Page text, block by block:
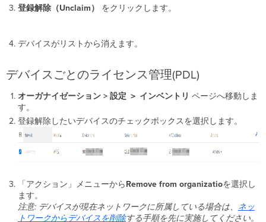
登録解除（Unclaim） をクリックします。
デバイスがリストから消えます。
デバイスごとのライセンス管理(PDL)
オーガナイゼーション > 設定 ＞ インベントリ ページへ移動しま
す。
登録解除したいデバイスのチェックボックスを選択します。
「アクション」メニューからRemovefrom organizatioを選択し
ます。
注意: デバイスが現在ネットワークに所属している場合は、 ネッ
トワークからデバイスを削除する手順を先に実施してください。